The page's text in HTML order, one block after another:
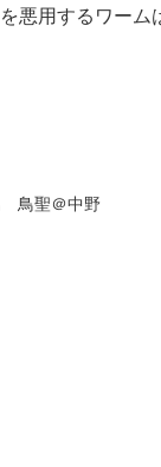
悪用するワーム
鳥聖＠中野